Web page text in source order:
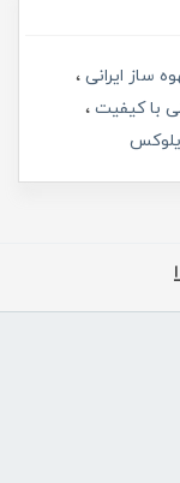
ساز ایرانی
با کیفیت